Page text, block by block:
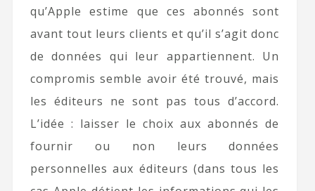
qu’Apple estime que ces abonnés sont
avant tout leurs clients et qu’il s’agit donc
de données qui leur appartiennent. Un
compromis semble avoir été trouvé, mais
les éditeurs ne sont pas tous d’accord.
L’idée : laisser le choix aux abonnés de
fournir ou non leurs données
personnelles aux éditeurs (dans tous les